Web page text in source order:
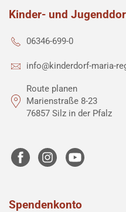
Kinder- und
06346-699-0
info@kinderdorf-maria-
Route planen
Marienstraße 8-23
76857 Silz in der Pfalz
Spendenkonto